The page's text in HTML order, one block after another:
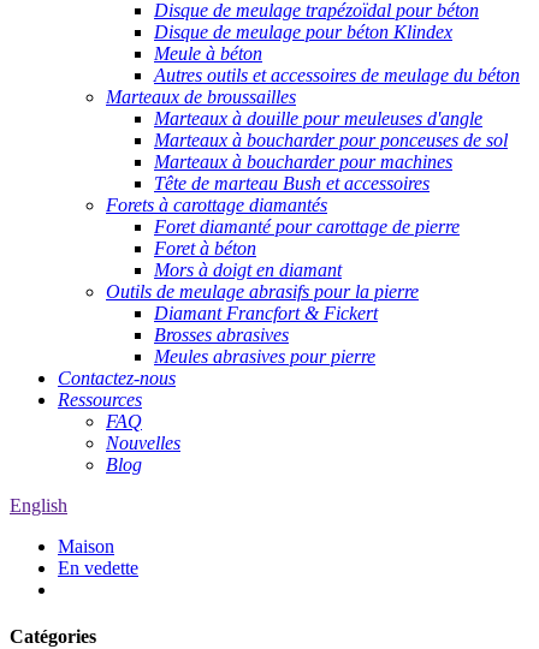
Disque de meulage trapézoïdal pour béton
Disque de meulage pour béton Klindex
Meule à béton
Autres outils et accessoires de meulage du béton
Marteaux de broussailles
Marteaux à douille pour meuleuses d'angle
Marteaux à boucharder pour ponceuses de sol
Marteaux à boucharder pour machines
Tête de marteau Bush et accessoires
Forets à carottage diamantés
Foret diamanté pour carottage de pierre
Foret à béton
Mors à doigt en diamant
Outils de meulage abrasifs pour la pierre
Diamant Francfort & Fickert
Brosses abrasives
Meules abrasives pour pierre
Contactez-nous
Ressources
FAQ
Nouvelles
Blog
English
Maison
En vedette
Catégories